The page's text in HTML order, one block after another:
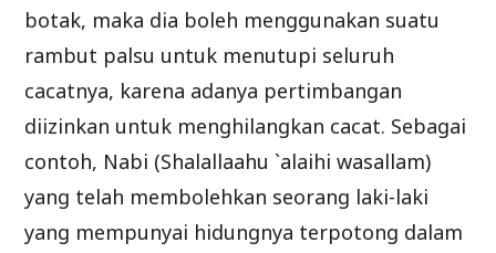
botak, maka dia boleh menggunakan suatu
rambut palsu untuk menutupi seluruh
cacatnya, karena adanya pertimbangan
diizinkan untuk menghilangkan cacat. Sebagai
contoh, Nabi (Shalallaahu `alaihi wasallam)
yang telah membolehkan seorang laki-laki
yang mempunyai hidungnya terpotong dalam